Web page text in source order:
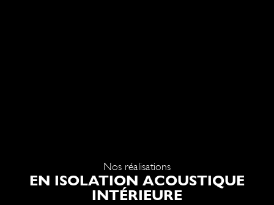
Nos réalisations
EN ISOLATION ACOUSTIQUE
INTÉRIEURE